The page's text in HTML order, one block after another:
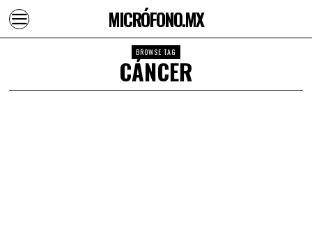
MICRÓFONO.MX
BROWSE TAG
CÁNCER